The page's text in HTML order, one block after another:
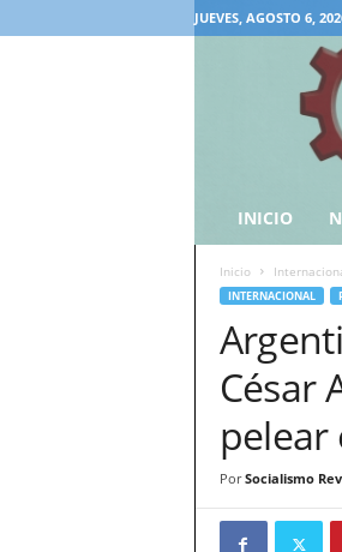
JUEVES, AGOSTO 6,
INICIO
Inicio
INTERNACIONAL
César
pelear
Por Socialismo